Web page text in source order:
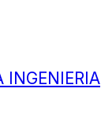
INGENIERIA